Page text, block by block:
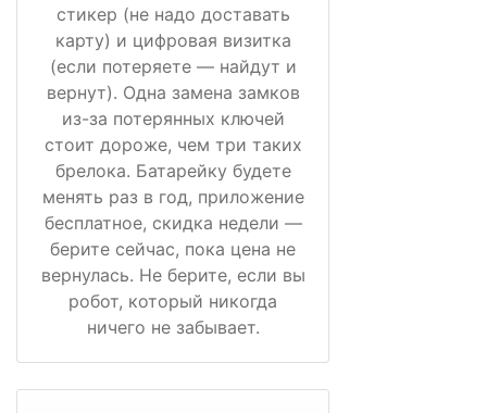
стикер (не надо доставать
карту) и цифровая визитка
(если потеряете — найдут и
вернут). Одна замена замков
из-за потерянных ключей
стоит дороже, чем три таких
брелока. Батарейку будете
менять раз в год, приложение
бесплатное, скидка недели —
берите сейчас, пока цена не
вернулась. Не берите, если вы
робот, который никогда
ничего не забывает.